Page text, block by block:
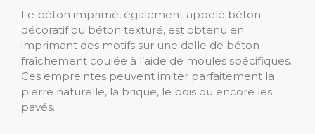
Le béton imprimé, également appelé béton
décoratif ou béton texturé, est obtenu en
imprimant des motifs sur une dalle de béton
fraîchement coulée à l’aide de moules spécifiques.
Ces empreintes peuvent imiter parfaitement la
pierre naturelle, la brique, le bois ou encore les
pavés.